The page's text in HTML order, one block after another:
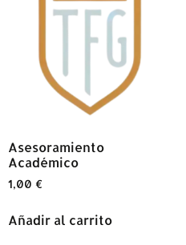
Asesoramiento
Académico
1,00 €
Añadir al carrito